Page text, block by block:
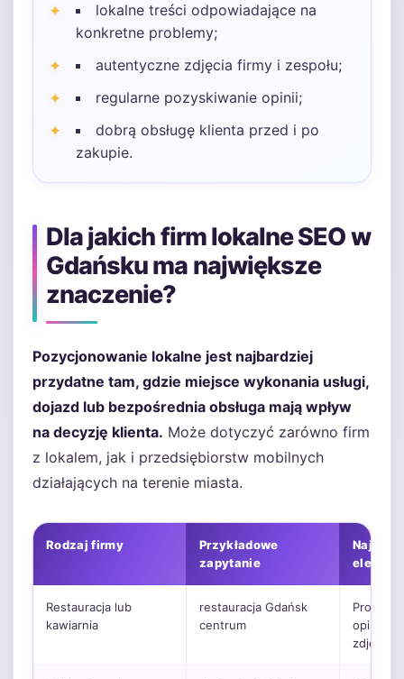
lokalne treści odpowiadające na
konkretne problemy;
autentyczne zdjęcia firmy i zespołu;
regularne pozyskiwanie opinii;
dobrą obsługę klienta przed i po
zakupie.
Dla jakich firm lokalne SEO w
Gdańsku ma największe
znaczenie?
Pozycjonowanie lokalne jest najbardziej
przydatne tam, gdzie miejsce wykonania usługi,
dojazd lub bezpośrednia obsługa mają wpływ
na decyzję klienta. Może dotyczyć zarówno firm
z lokalem, jak i przedsiębiorstw mobilnych
działających na terenie miasta.
Rodzaj firmy
Przykładowe
zapytanie
Restauracja lub
kawiarnia
restauracja Gdańsk
centrum
Profil
opinie,
zdjęcia.